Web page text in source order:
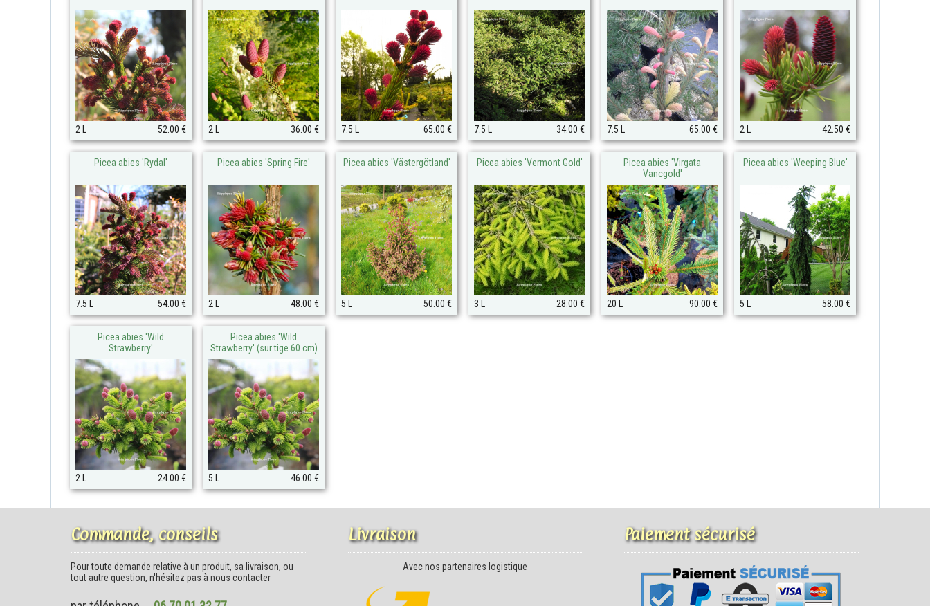
2 L 52.00 € 2 L 36.00 € 7.5 L 65.00 € 7.5 L 34.00 € 7.5 L 65.00 € 2 L 42.50 €
Picea abies 'Rydal'
7.5 L 54.00 €
Picea abies 'Spring Fire'
2 L 48.00 €
Picea abies 'Västergötland'
5 L 50.00 €
Picea abies 'Vermont Gold'
3 L 28.00 €
Picea abies 'Virgata
Vancgold'
20 L 90.00 €
Picea abies 'Weeping Blue'
5 L 58.00 €
Picea abies 'Wild
Strawberry'
2 L 24.00 €
Picea abies 'Wild
Strawberry' (sur tige 60 cm)
5 L 46.00 €
Commande, conseils
Pour toute demande relative à un produit, sa livraison, ou
tout autre question, n'hésitez pas à nous contacter
Livraison
Avec nos partenaires logistique
Paiement sécurisé